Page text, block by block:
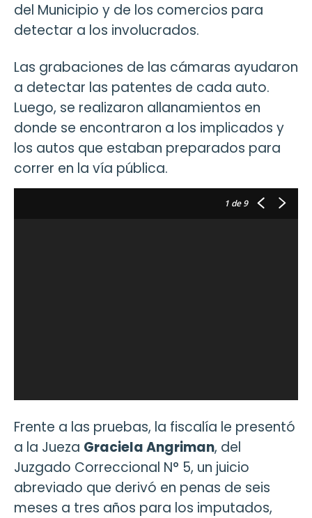
del Municipio y de los comercios para
detectar a los involucrados.
Las grabaciones de las cámaras ayudaron
a detectar las patentes de cada auto.
Luego, se realizaron allanamientos en
donde se encontraron a los implicados y
los autos que estaban preparados para
correr en la vía pública.
1 de 9
Frente a las pruebas, la fiscalía le presentó
a la Jueza Graciela Angriman, del
Juzgado Correccional N° 5, un juicio
abreviado que derivó en penas de seis
meses a tres años para los imputados,